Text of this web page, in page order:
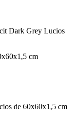
Dark Grey Lucios
cm
de 60x60x1,5 cm